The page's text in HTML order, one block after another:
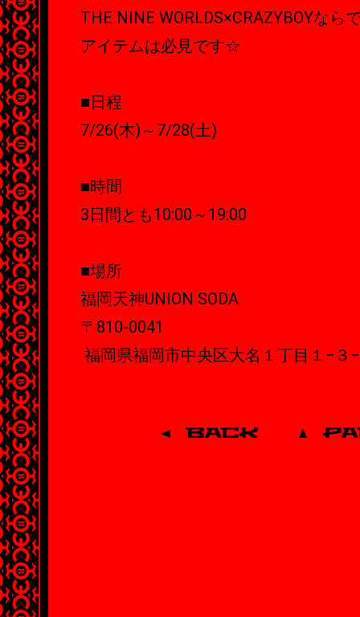
THE NINE WORLDS×CRAZYBOYなら
アイテムは必見です☆
■日程
7/26(木)～7/28(土)
■時間
3日間とも10:00～19:00
■場所
福岡天神UNION SODA
〒810-0041
福岡県福岡市中央区大名１丁目１−３
BACK